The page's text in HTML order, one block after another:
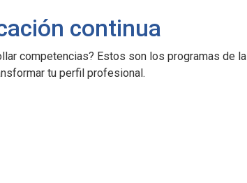
continua
competencias? Estos son los programas de la
tu perfil profesional.